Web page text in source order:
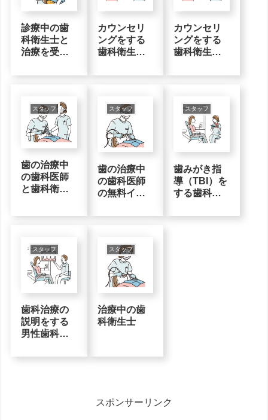
診療中の歯
科衛生士と
治療を受け
無料イラス
カウンセリ
ングをする
歯科衛生士
スト素材
カウンセリ
ングをする
歯科衛生士
スト素材2
スタッフ
歯の治療中
の歯科医師
と歯科衛生
スタッフ
歯の治療中
の歯科医師
の無料イラ
スタッフ
歯みがき指
導（TBI）を
する歯科衛
イラスト素
スタッフ
歯科治療の
説明をする
男性歯科医
ラスト素材
スタッフ
治療中の歯
科衛生士
スポンサーリンク